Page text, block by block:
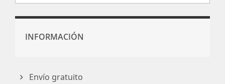
INFORMACIÓN
Envío gratuito